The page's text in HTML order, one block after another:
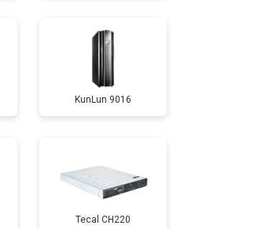
KunLun 9016
Tecal CH220